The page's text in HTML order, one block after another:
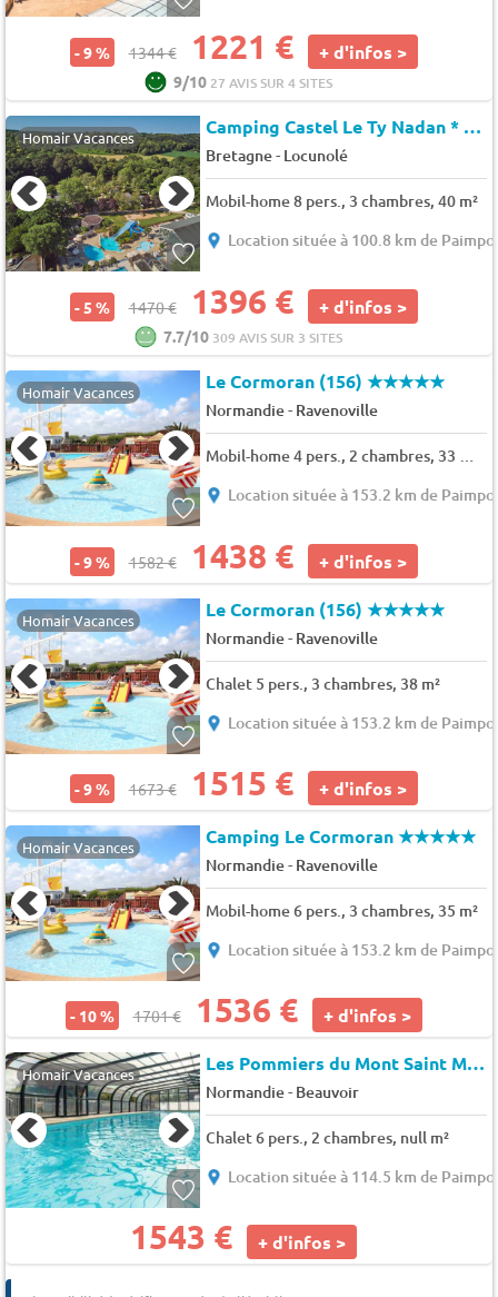
- 9 % 1344 € 1221 € + d'infos >
9/10 27 AVIS SUR 4 SITES
Homair Vacances Camping Castel Le Ty Nadan *
Bretagne- Locunolé
Mobil-home 8 pers., 3 chambres, 40 m²
Location située à 100.8 km de
- 5 % 1470 € 1396 € + d'infos >
7.7/10 309 AVIS SUR 3 SITES
Homair Vacances Le Cormoran (156)★★★★★
Normandie- Ravenoville
Mobil-home 4 pers., 2 chambres, 33 m² - 35 m²
Location située à 153.2 km de
- 9 % 1582 € 1438 € + d'infos >
Homair Vacances Le Cormoran (156)★★★★★
Normandie- Ravenoville
Chalet 5 pers., 3 chambres, 38 m²
Location située à 153.2 km de
- 9 % 1673 € 1515 € + d'infos >
Homair Vacances Camping Le Cormoran★★★★★
Normandie- Ravenoville
Mobil-home 6 pers., 3 chambres, 35 m²
Location située à 153.2 km de
- 10 % 1701 € 1536 € + d'infos >
Homair Vacances Les Pommiers du Mont Saint Michel (BN060)
Normandie- Beauvoir
Chalet 6 pers., 2 chambres, null m²
Location située à 114.5 km de
1543 € + d'infos >